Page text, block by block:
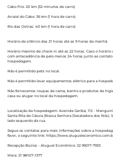
Cabo Frio: 20 km (32 minutos de carro)
Arraial do Cabo: 36 km (1 hora de carro)
Rio das Ostras: 40 km (1 hora de carro)
Horário de silêncio das 21 horas até as 9 horas da manhã.
Horário máximo de check-in até as 22 horas. Caso o
com antecedência de pelo menos 24 horas junto ao
hospedagem.
Não é permitido pets no local.
Não é permitido levar equipamentos elétrico para a
Não fornecemos roupas de cama, banho e produtos de
casa ou alugar no local da hospedagem.
Localização da hospedagem: Avenida Geribá, 112 -
Santa Rita de Cássia (Nossa Senhora Desatadora dos
lado esquerdo da rua.
Segue os contatos para mais informações sobre a
favor, o seguinte link: https://
Recepção Búzios - Aluguel Econômico: 22 99217-7933
Mara: 21 98107-1377